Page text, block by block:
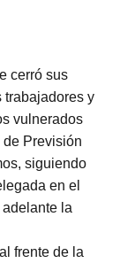
cerró sus
trabajadores y
vulnerados
Previsión
siguiendo
en el
la
frente de la